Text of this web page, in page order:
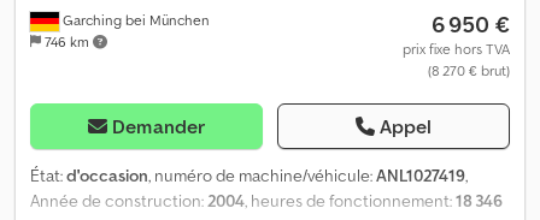
Garching bei München
746 km
6 950 €
prix fixe hors TVA
(8 270 € brut)
Demander Appel
État:d'occasion, numéro de machine/véhicule:ANL1027419,
Année de construction: 2004 , heures de fonctionnement:18 346